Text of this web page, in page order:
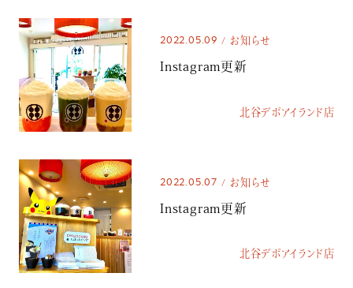
2022.05.09 お知らせ
Instagram更新
北谷デポアイランド店
2022.05.07 お知らせ
Instagram更新
北谷デポアイランド店